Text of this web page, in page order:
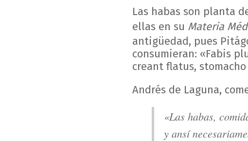
Las habas son planta
ellas en su Materia
antigüedad, pues
consumieran: «Fabis
creant flatus,
Andrés de Laguna,
«Las habas,
y ansí